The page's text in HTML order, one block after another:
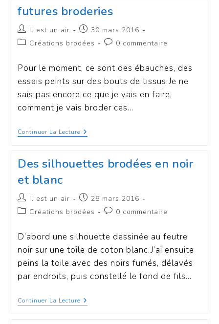
futures broderies
Il est un air
30 mars 2016
Créations brodées
0 commentaire
Pour le moment, ce sont des ébauches, des
essais peints sur des bouts de tissus.Je ne
sais pas encore ce que je vais en faire,
comment je vais broder ces…
Continuer La Lecture
Des silhouettes brodées en noir
et blanc
Il est un air
28 mars 2016
Créations brodées
0 commentaire
D’abord une silhouette dessinée au feutre
noir sur une toile de coton blanc.J’ai ensuite
peins la toile avec des noirs fumés, délavés
par endroits, puis constellé le fond de fils…
Continuer La Lecture